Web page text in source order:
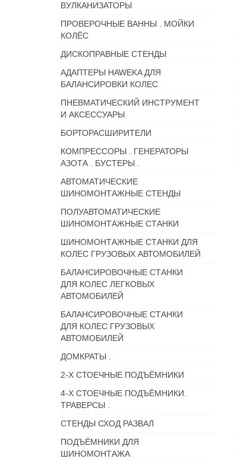
ВУЛКАНИЗАТОРЫ
ПРОВЕРОЧНЫЕ ВАННЫ . МОЙКИ
КОЛЁС
ДИСКОПРАВНЫЕ СТЕНДЫ
АДАПТЕРЫ HAWEKA ДЛЯ
БАЛАНСИРОВКИ КОЛЕС
ПНЕВМАТИЧЕСКИЙ ИНСТРУМЕНТ
И АКСЕССУАРЫ
БОРТОРАСШИРИТЕЛИ
КОМПРЕССОРЫ . ГЕНЕРАТОРЫ
АЗОТА . БУСТЕРЫ .
АВТОМАТИЧЕСКИЕ
ШИНОМОНТАЖНЫЕ СТЕНДЫ
ПОЛУАВТОМАТИЧЕСКИЕ
ШИНОМОНТАЖНЫЕ СТАНКИ
ШИНОМОНТАЖНЫЕ СТАНКИ ДЛЯ
КОЛЕС ГРУЗОВЫХ АВТОМОБИЛЕЙ
БАЛАНСИРОВОЧНЫЕ СТАНКИ
ДЛЯ КОЛЕС ЛЕГКОВЫХ
АВТОМОБИЛЕЙ
БАЛАНСИРОВОЧНЫЕ СТАНКИ
ДЛЯ КОЛЕС ГРУЗОВЫХ
АВТОМОБИЛЕЙ
ДОМКРАТЫ .
2-Х СТОЕЧНЫЕ ПОДЪЁМНИКИ
4-Х СТОЕЧНЫЕ ПОДЪЁМНИКИ.
ТРАВЕРСЫ .
СТЕНДЫ СХОД РАЗВАЛ
ПОДЪЁМНИКИ ДЛЯ
ШИНОМОНТАЖА